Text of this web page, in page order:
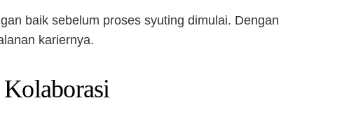
baik sebelum proses syuting dimulai. Dengan
kariernya.